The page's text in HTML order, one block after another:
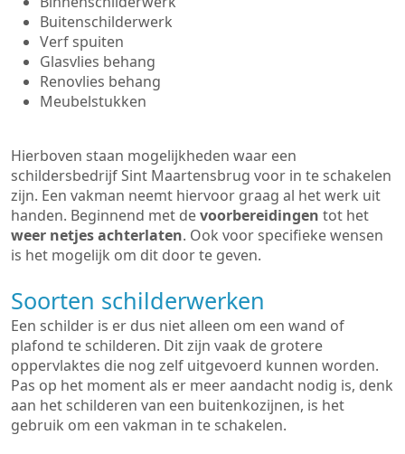
Buitenschilderwerk
Verf spuiten
Glasvlies behang
Renovlies behang
Meubelstukken
Hierboven staan mogelijkheden waar een
schildersbedrijf Sint Maartensbrug voor in te schakelen
zijn. Een vakman neemt hiervoor graag al het werk uit
handen. Beginnend met devoorbereidingen tot het
weer netjes achterlaten. Ook voor specifieke wensen
is het mogelijk om dit door te geven.
Soorten schilderwerken
Een schilder is er dus niet alleen om een wand of
plafond te schilderen. Dit zijn vaak de grotere
oppervlaktes die nog zelf uitgevoerd kunnen worden.
Pas op het moment als er meer aandacht nodig is, denk
aan het schilderen van een buitenkozijnen, is het
gebruik om een vakman in te schakelen.